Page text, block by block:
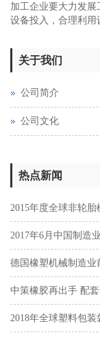
加工企业要大力发
设备投入，合理利用
关于我们
公司简介
公司文化
热点新闻
2015年度全球非轮
2017年6月中国制造
德国橡塑机械制造业
中策橡胶再出手 配
2018年全球塑料包